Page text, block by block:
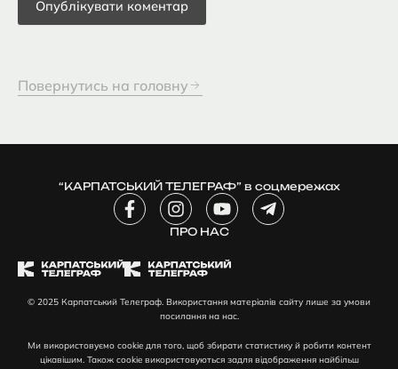
Повернутись на головну
“КАРПАТСЬКИЙ ТЕЛЕГРАФ” в соцмережах
F
a
b
o
-
f
I
n
s
a
r
a
m
Y
o
u
u
e
T
e
a
-
p
ПРО НАС
© 2025 Карпатський Телеграф. Використання матеріалів сайту лише за умови
посилання на нас.
Ми використовуємо cookie для того, щоб збирати статистику й робити контент
цікавішим. Також cookie використовуються задля відображення найбільш